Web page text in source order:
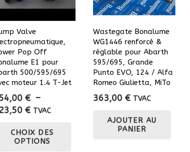
Valve
Pop Off
E1 pour
500/595/695
moteur 1.4 T-Jet
€ –
€Plage
prix :
254,00 €
TVAC
CHOIX DES
OPTIONS
Wastegate Bonalume
WG1446 renforcé &
réglable pour Abarth
595/695, Grande
Punto EVO, 124 / Alfa
Romeo Giulietta, MiTo
363,00 € TVAC
AJOUTER AU
PANIER